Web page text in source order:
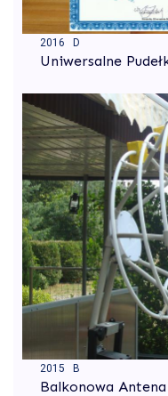
2016 D
Uniwersalne
2015 B
Balkonowa